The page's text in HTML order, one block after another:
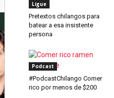
Ligue
Pretextos chilangos para
batear a esa insistente
persona
Podcast
#PodcastChilango Comer
rico por menos de $200